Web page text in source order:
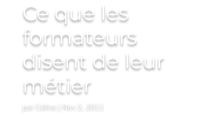
Ce que les
formateurs
disent de leur
métier
par Céline Nov 2, 2011